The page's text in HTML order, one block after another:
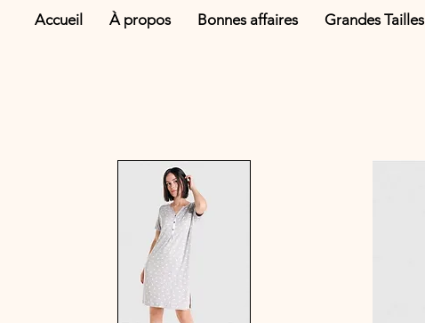
Accueil À propos Bonnes affaires Grandes Tailles